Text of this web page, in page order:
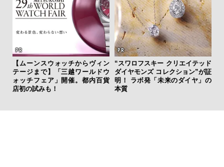
【ムーンスウォッチからヴィン
テージまで】「三越ワールドウ
ォッチフェア」開催。都内百貨
店初の試みも！
“スワロフスキー クリエイテッド
ダイヤモンズ コレクション”が証
明！ ラボ発「未来のダイヤ」の
本質